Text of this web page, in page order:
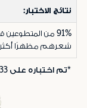
نتائج الاختبار:
91% من المتطوعين
شعرهم مظهرًا
*تم اختباره على 33 متطوعًا بعد 28 يومًا